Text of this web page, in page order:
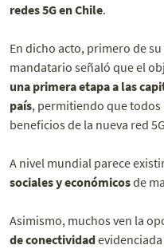
redes 5G en Chile.
En dicho acto, primero de
mandatario señaló que el
una primera etapa a las
país, permitiendo que
beneficios de la nueva red
A nivel mundial parece
sociales y económicosde
Asimismo, muchos ven la
de conectividad